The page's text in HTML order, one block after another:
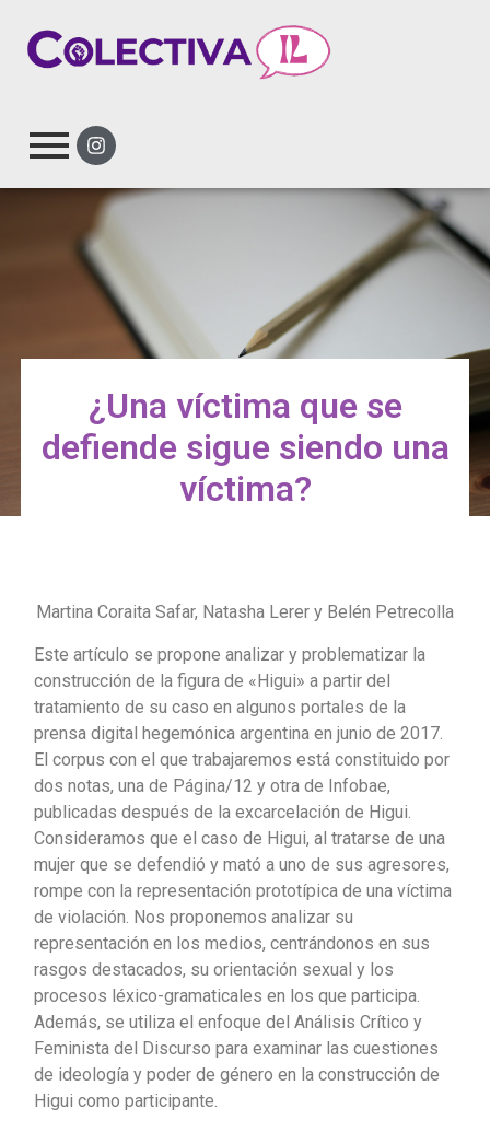
¿Una víctima que se
defiende sigue siendo una
víctima?
Martina Coraita Safar, Natasha Lerer y Belén Petrecolla
Este artículo se propone analizar y problematizar la
construcción de la figura de «Higui» a partir del
tratamiento de su caso en algunos portales de la
prensa digital hegemónica argentina en junio de 2017.
El corpus con el que trabajaremos está constituido por
dos notas, una de Página/12 y otra de Infobae,
publicadas después de la excarcelación de Higui.
Consideramos que el caso de Higui, al tratarse de una
mujer que se defendió y mató a uno de sus agresores,
rompe con la representación prototípica de una víctima
de violación. Nos proponemos analizar su
representación en los medios, centrándonos en sus
rasgos destacados, su orientación sexual y los
procesos léxico-gramaticales en los que participa.
Además, se utiliza el enfoque del Análisis Crítico y
Feminista del Discurso para examinar las cuestiones
de ideología y poder de género en la construcción de
Higui como participante.